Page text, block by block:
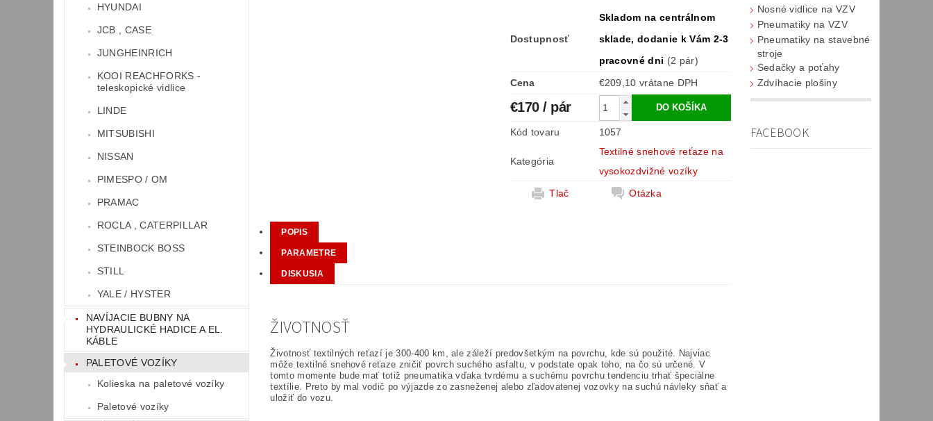
HYUNDAI
JCB , CASE
JUNGHEINRICH
KOOI REACHFORKS -
teleskopické vidlice
LINDE
MITSUBISHI
NISSAN
PIMESPO / OM
PRAMAC
ROCLA , CATERPILLAR
STEINBOCK BOSS
STILL
YALE / HYSTER
NAVÍJACIE BUBNY NA
HYDRAULICKÉ HADICE A EL.
KÁBLE
PALETOVÉ VOZÍKY
Kolieska na paletové vozíky
Paletové vozíky
Dostupnosť
Skladom na centrálnom
sklade, dodanie k Vám 2-3
pracovné dni (2 pár)
Cena
€209,10 vrátane DPH
€170/ pár
Kód tovaru 1057
Kategória
Textilné snehové reťaze na
vysokozdvižné vozíky
Tlač
Otázka
POPIS
PARAMETRE
DISKUSIA
ŽIVOTNOSŤ
Životnosť textilných reťazí je 300-400 km, ale záleží predovšetkým na povrchu, kde sú použité. Najviac
môže textilné snehové reťaze zničiť povrch suchého asfaltu, v podstate opak toho, na čo sú určené. V
tomto momente bude mať totiž pneumatika vďaka tvrdému a suchému povrchu tendenciu trhať špeciálne
textílie. Preto by mal vodič po výjazde zo zasneženej alebo zľadovatenej vozovky na suchú návleky sňať a
uložiť do vozu.
Nosné vidlice na VZV
Pneumatiky na VZV
Pneumatiky na stavebné
stroje
Sedačky a poťahy
Zdvíhacie plošiny
FACEBOOK